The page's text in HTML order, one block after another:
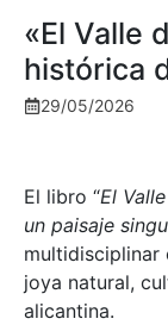
«El Valle
histórica
29/05/2026
El libro “El
un paisaje
multidisciplinar
joya natural,
alicantina.